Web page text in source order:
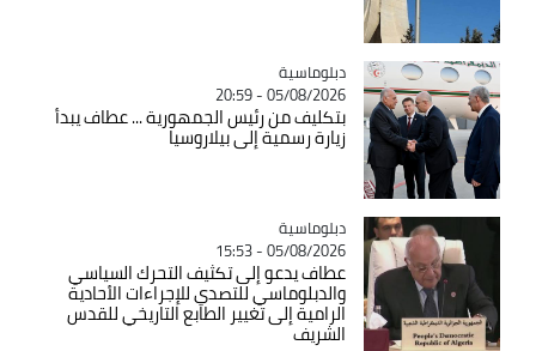
Catégorie
دبلوماسية
05/08/2026 - 20:59
بتكليف من رئيس الجمهورية ... عطاف يبدأ
زيارة رسمية إلى بيلاروسيا
Catégorie
دبلوماسية
05/08/2026 - 15:53
عطاف يدعو إلى تكثيف التحرك السياسي
والدبلوماسي للتصدي للإجراءات الأحادية
الرامية إلى تغيير الطابع التاريخي للقدس
الشريف